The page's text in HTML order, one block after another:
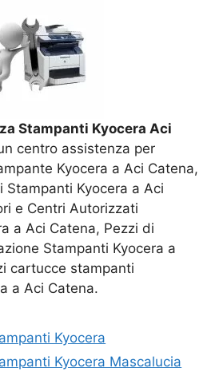
Stampanti Kyocera Aci
centro assistenza per
Kyocera a Aci Catena,
Stampanti Kyocera a Aci
e Centri Autorizzati
a Aci Catena, Pezzi di
Stampanti Kyocera a
cartucce stampanti
a Aci Catena.
Kyocera
Kyocera Mascalucia